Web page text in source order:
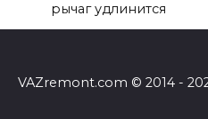
рычаг удлинится
VAZremont.com © 2014 -